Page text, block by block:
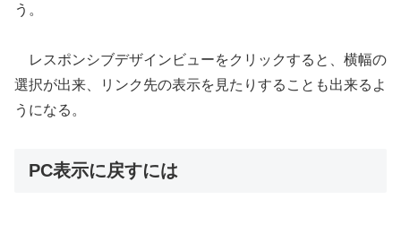
う。
レスポンシブデザインビューをクリックすると、横幅の
選択が出来、リンク先の表示を見たりすることも出来るよ
うになる。
PC表示に戻すには